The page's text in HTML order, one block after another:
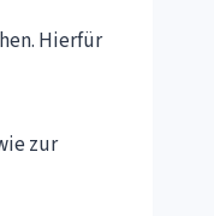
Hierfür
zur